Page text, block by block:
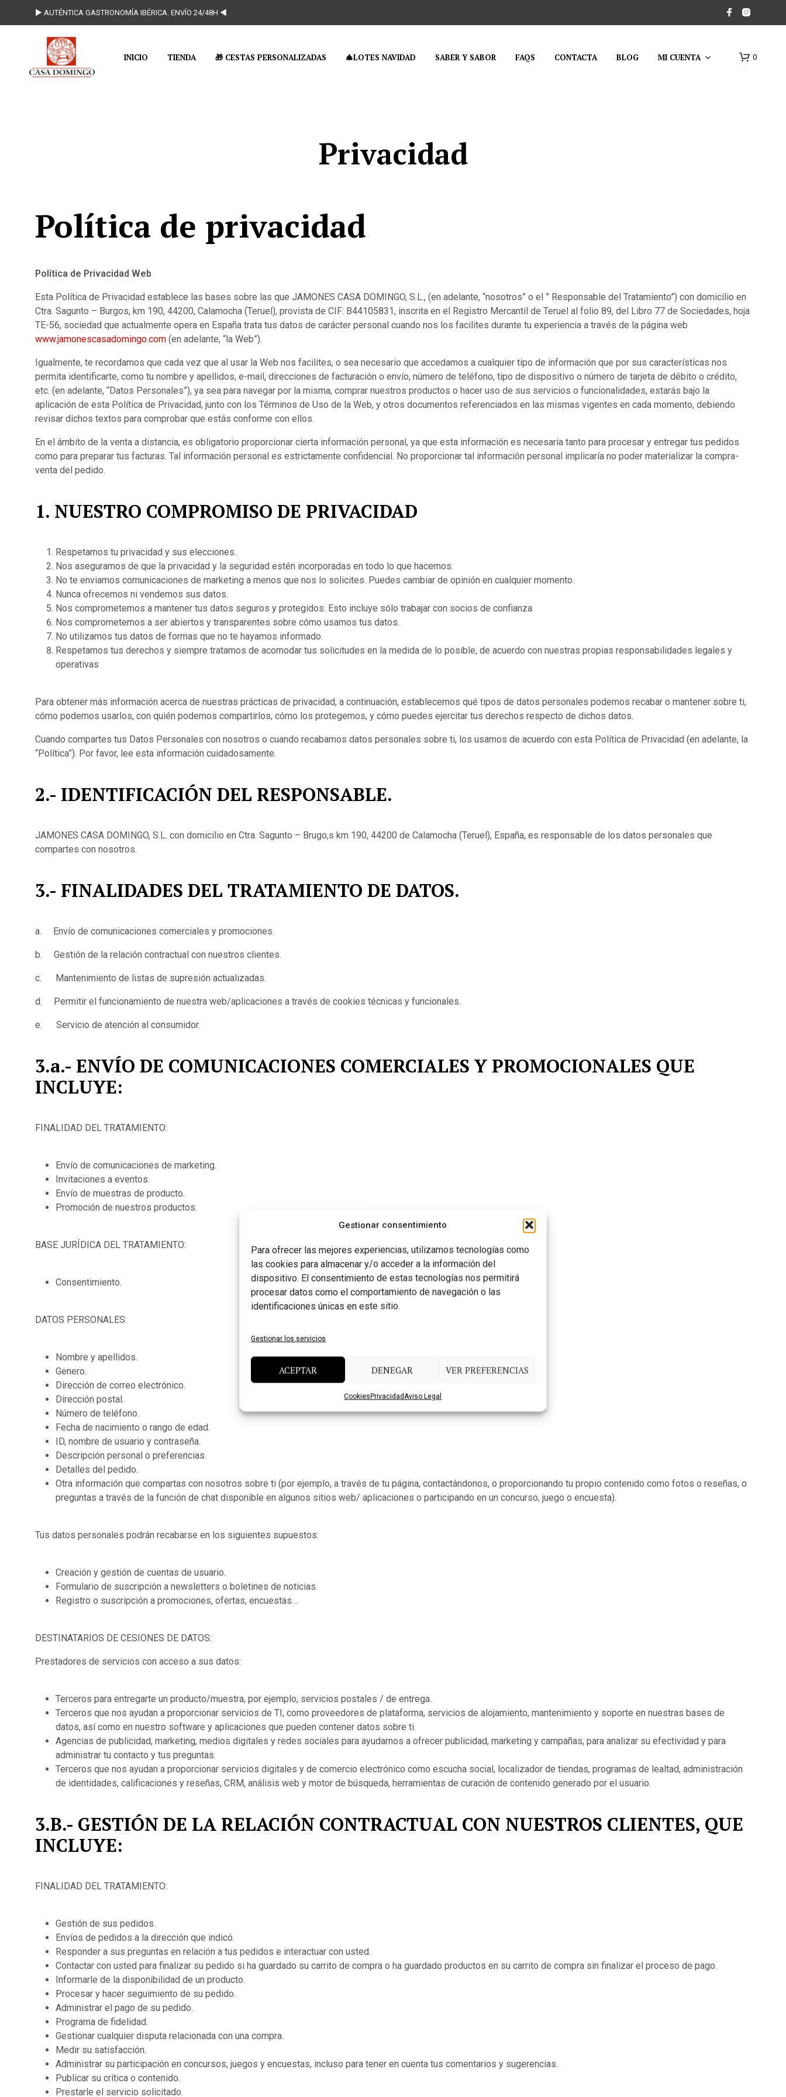
Gestionar consentimiento
Para ofrecer las mejores experiencias, utilizamos tecnologías como
las cookies para almacenar y/o acceder a la información del
dispositivo. El consentimiento de estas tecnologías nos permitirá
procesar datos como el comportamiento de navegación o las
identificaciones únicas en este sitio.
Gestionar los servicios
ACEPTAR DENEGAR VER PREFERENCIAS
CookiesPrivacidadAviso Legal
► AUTÉNTICA GASTRONOMÍA IBÉRICA. ENVÍO 24/48H ◄
INICIO TIENDA 🎁 CESTAS PERSONALIZADAS 🎄LOTES NAVIDAD SABER Y SABOR FAQS CONTACTA BLOG MI CUENTA 0
Privacidad
Política de privacidad
Política de Privacidad Web
Esta Política de Privacidad establece las bases sobre las que JAMONES CASA DOMINGO, S.L., (en adelante, “nosotros” o el ” Responsable del Tratamiento”) con domicilio en
Ctra. Sagunto – Burgos, km 190, 44200, Calamocha (Teruel), provista de CIF: B44105831, inscrita en el Registro Mercantil de Teruel al folio 89, del Libro 77 de Sociedades, hoja
TE-56, sociedad que actualmente opera en España trata tus datos de carácter personal cuando nos los facilites durante tu experiencia a través de la página web
www.jamonescasadomingo.com (en adelante, “la Web”).
Igualmente, te recordamos que cada vez que al usar la Web nos facilites, o sea necesario que accedamos a cualquier tipo de información que por sus características nos
permita identificarte, como tu nombre y apellidos, e-mail, direcciones de facturación o envío, número de teléfono, tipo de dispositivo o número de tarjeta de débito o crédito,
etc. (en adelante, “Datos Personales”), ya sea para navegar por la misma, comprar nuestros productos o hacer uso de sus servicios o funcionalidades, estarás bajo la
aplicación de esta Política de Privacidad, junto con los Términos de Uso de la Web, y otros documentos referenciados en las mismas vigentes en cada momento, debiendo
revisar dichos textos para comprobar que estás conforme con ellos.
En el ámbito de la venta a distancia, es obligatorio proporcionar cierta información personal, ya que esta información es necesaria tanto para procesar y entregar tus pedidos
como para preparar tus facturas. Tal información personal es estrictamente confidencial. No proporcionar tal información personal implicaría no poder materializar la compra-
venta del pedido.
1. NUESTRO COMPROMISO DE PRIVACIDAD
Respetamos tu privacidad y sus elecciones.
Nos aseguramos de que la privacidad y la seguridad estén incorporadas en todo lo que hacemos.
No te enviamos comunicaciones de marketing a menos que nos lo solicites. Puedes cambiar de opinión en cualquier momento.
Nunca ofrecemos ni vendemos sus datos.
Nos comprometemos a mantener tus datos seguros y protegidos. Esto incluye sólo trabajar con socios de confianza.
Nos comprometemos a ser abiertos y transparentes sobre cómo usamos tus datos.
No utilizamos tus datos de formas que no te hayamos informado.
Respetamos tus derechos y siempre tratamos de acomodar tus solicitudes en la medida de lo posible, de acuerdo con nuestras propias responsabilidades legales y
operativas
Para obtener más información acerca de nuestras prácticas de privacidad, a continuación, establecemos qué tipos de datos personales podemos recabar o mantener sobre ti,
cómo podemos usarlos, con quién podemos compartirlos, cómo los protegemos, y cómo puedes ejercitar tus derechos respecto de dichos datos.
Cuando compartes tus Datos Personales con nosotros o cuando recabamos datos personales sobre ti, los usamos de acuerdo con esta Política de Privacidad (en adelante, la
“Política”). Por favor, lee esta información cuidadosamente.
2.- IDENTIFICACIÓN DEL RESPONSABLE.
JAMONES CASA DOMINGO, S.L. con domicilio en Ctra. Sagunto – Brugo,s km 190, 44200 de Calamocha (Teruel), España, es responsable de los datos personales que
compartes con nosotros.
3.- FINALIDADES DEL TRATAMIENTO DE DATOS.
a. Envío de comunicaciones comerciales y promociones.
b. Gestión de la relación contractual con nuestros clientes.
c. Mantenimiento de listas de supresión actualizadas.
d. Permitir el funcionamiento de nuestra web/aplicaciones a través de cookies técnicas y funcionales.
e. Servicio de atención al consumidor.
3.a.- ENVÍO DE COMUNICACIONES COMERCIALES Y PROMOCIONALES QUE
INCLUYE:
FINALIDAD DEL TRATAMIENTO:
Envío de comunicaciones de marketing.
Invitaciones a eventos.
Envío de muestras de producto.
Promoción de nuestros productos.
BASE JURÍDICA DEL TRATAMIENTO:
Consentimiento.
DATOS PERSONALES:
Nombre y apellidos.
Genero.
Dirección de correo electrónico.
Dirección postal.
Número de teléfono.
Fecha de nacimiento o rango de edad.
ID, nombre de usuario y contraseña.
Descripción personal o preferencias.
Detalles del pedido.
Otra información que compartas con nosotros sobre ti (por ejemplo, a través de tu página, contactándonos, o proporcionando tu propio contenido como fotos o reseñas, o
preguntas a través de la función de chat disponible en algunos sitios web/ aplicaciones o participando en un concurso, juego o encuesta).
Tus datos personales podrán recabarse en los siguientes supuestos:
Creación y gestión de cuentas de usuario.
Formulario de suscripción a newsletters o boletines de noticias.
Registro o suscripción a promociones, ofertas, encuestas…
DESTINATARIOS DE CESIONES DE DATOS:
Prestadores de servicios con acceso a sus datos:
Terceros para entregarte un producto/muestra, por ejemplo, servicios postales / de entrega.
Terceros que nos ayudan a proporcionar servicios de TI, como proveedores de plataforma, servicios de alojamiento, mantenimiento y soporte en nuestras bases de
datos, así como en nuestro software y aplicaciones que pueden contener datos sobre ti.
Agencias de publicidad, marketing, medios digitales y redes sociales para ayudarnos a ofrecer publicidad, marketing y campañas, para analizar su efectividad y para
administrar tu contacto y tus preguntas.
Terceros que nos ayudan a proporcionar servicios digitales y de comercio electrónico como escucha social, localizador de tiendas, programas de lealtad, administración
de identidades, calificaciones y reseñas, CRM, análisis web y motor de búsqueda, herramientas de curación de contenido generado por el usuario.
3.B.- GESTIÓN DE LA RELACIÓN CONTRACTUAL CON NUESTROS CLIENTES, QUE
INCLUYE:
FINALIDAD DEL TRATAMIENTO:
Gestión de sus pedidos.
Envíos de pedidos a la dirección que indicó.
Responder a sus preguntas en relación a tus pedidos e interactuar con usted.
Contactar con usted para finalizar su pedido si ha guardado su carrito de compra o ha guardado productos en su carrito de compra sin finalizar el proceso de pago.
Informarle de la disponibilidad de un producto.
Procesar y hacer seguimiento de su pedido.
Administrar el pago de su pedido.
Programa de fidelidad.
Gestionar cualquier disputa relacionada con una compra.
Medir su satisfacción.
Administrar su participación en concursos, juegos y encuestas, incluso para tener en cuenta tus comentarios y sugerencias.
Publicar su crítica o contenido.
Prestarle el servicio solicitado.